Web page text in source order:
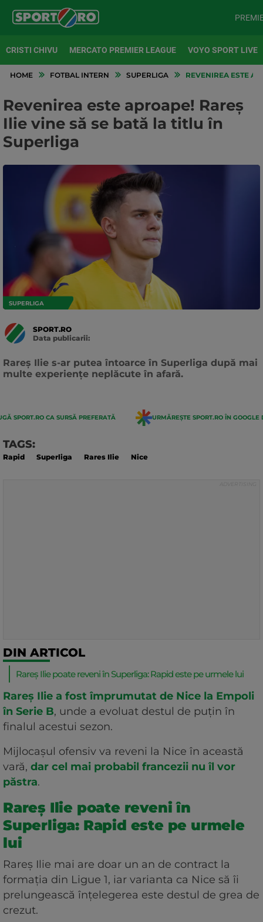
CRISTI CHIVU MERCATO PREMIER LEAGUE VOYO SPORT LIVE
HOME FOTBAL INTERN SUPERLIGA REVENIREA ESTE
Revenirea este aproape! Rareș
Ilie vine să se bată la titlu în
Superliga
SUPERLIGA
SPORT.RO
Data publicarii:
Rareș Ilie s-ar putea întoarce în Superliga după mai
multe experiențe neplăcute în afară.
SPORT.RO CA SURSĂ PREFERATĂ URMĂREȘTE SPORT.RO ÎN GOOGLE
TAGS:
Rapid Superliga Rares Ilie Nice
DIN ARTICOL
Rareș Ilie poate reveni în Superliga: Rapid este pe urmele lui
Rareș Ilie a fost împrumutat de Nice la Empoli
în Serie B, unde a evoluat destul de puțin în
finalul acestui sezon.
Mijlocașul ofensiv va reveni la Nice în această
vară, dar cel mai probabil francezii nu îl vor
păstra.
Rareș Ilie poate reveni în
Superliga: Rapid este pe urmele
lui
Rareș Ilie mai are doar un an de contract la
formația din Ligue 1, iar varianta ca Nice să îi
prelungească înțelegerea este destul de grea de
crezut.